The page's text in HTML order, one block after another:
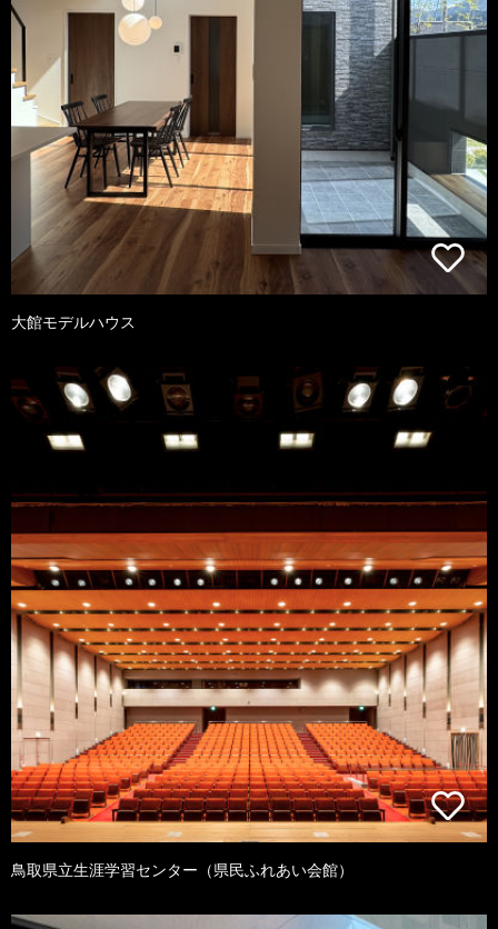
大館モデルハウス
鳥取県立生涯学習センター（県民ふれあい会館）